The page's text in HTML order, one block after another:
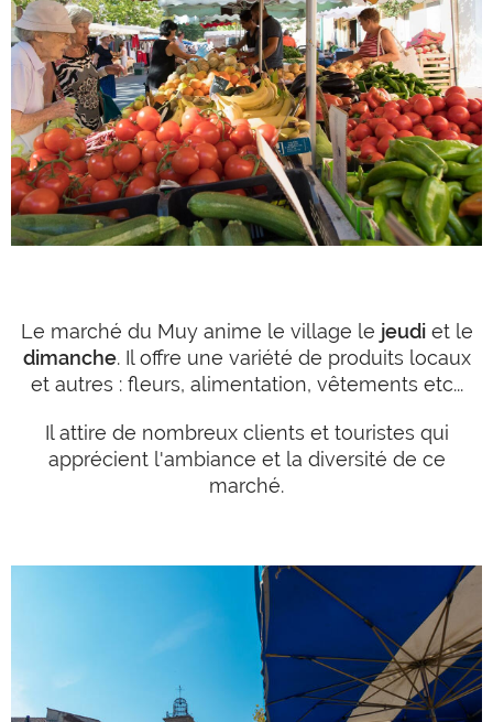
Le marché du Muy anime le village le jeudiet le
dimanche. Il offre une variété de produits locaux
et autres : fleurs, alimentation, vêtements etc...
Il attire de nombreux clients et touristes qui
apprécient l'ambiance et la diversité de ce
marché.